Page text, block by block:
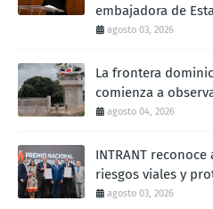
embajadora de
agosto 03, 2026
La frontera
comienza a
agosto 04, 2026
INTRANT
riesgos viales y
agosto 03, 2026